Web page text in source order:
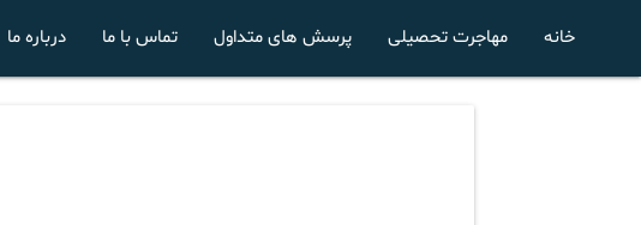
خانه مهاجرت تحصیلی پرسش های متداول تماس با ما درباره ما